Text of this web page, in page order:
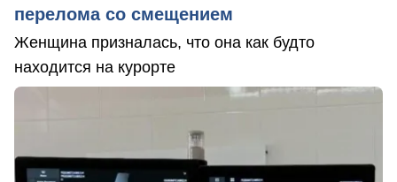
перелома со смещением
Женщина призналась, что она как будто
находится на курорте